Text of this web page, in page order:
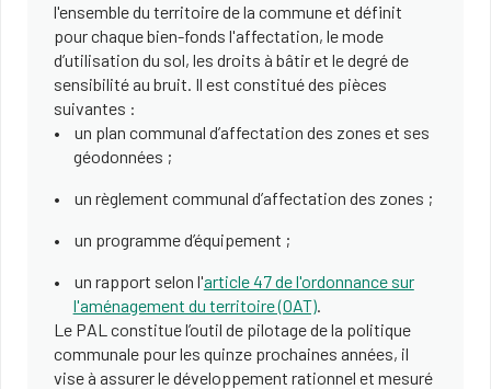
l'ensemble du territoire de la commune et définit
pour chaque bien-fonds l'affectation, le mode
d’utilisation du sol, les droits à bâtir et le degré de
sensibilité au bruit. Il est constitué des pièces
suivantes :
un plan communal d’affectation des zones et ses
géodonnées ;
un règlement communal d’affectation des zones ;
un programme d’équipement ;
un rapport selon l'article 47 de l'ordonnance sur
l'aménagement du territoire (OAT).
Le PAL constitue l’outil de pilotage de la politique
communale pour les quinze prochaines années, il
vise à assurer le développement rationnel et mesuré